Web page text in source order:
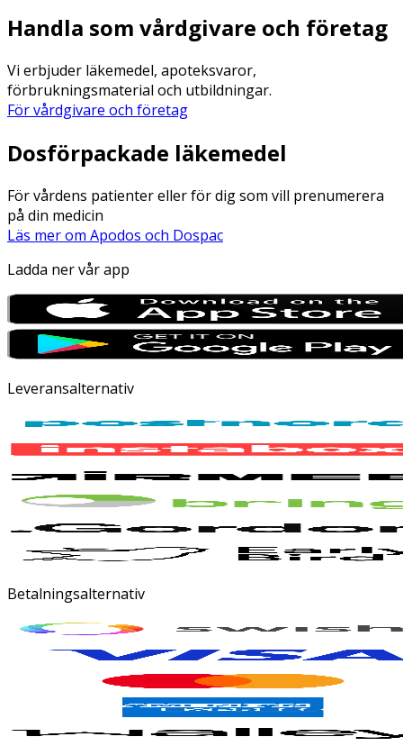
Handla som vårdgivare och företag
Vi erbjuder läkemedel, apoteksvaror,
förbrukningsmaterial och utbildningar.
För vårdgivare och företag
Dosförpackade läkemedel
För vårdens patienter eller för dig som vill prenumerera
på din medicin
Läs mer om Apodos och Dospac
Ladda ner vår app
Leveransalternativ
Betalningsalternativ